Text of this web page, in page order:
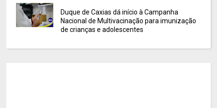
Duque de Caxias dá início à Campanha
Nacional de Multivacinação para imunização
de crianças e adolescentes